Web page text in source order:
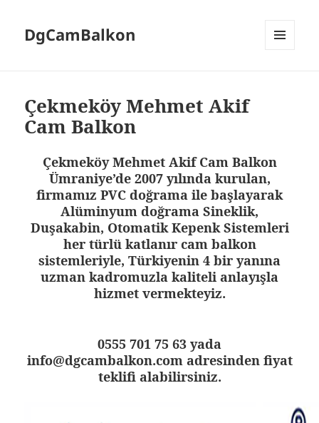
DgCamBalkon
Çekmeköy Mehmet Akif
Cam Balkon
Çekmeköy Mehmet Akif Cam Balkon
Ümraniye’de 2007 yılında kurulan,
firmamız PVC doğrama ile başlayarak
Alüminyum doğrama Sineklik,
Duşakabin, Otomatik Kepenk Sistemleri
her türlü katlanır cam balkon
sistemleriyle, Türkiyenin 4 bir yanına
uzman kadromuzla kaliteli anlayışla
hizmet vermekteyiz.
0555 701 75 63 yada
info@dgcambalkon.com adresinden fiyat
teklifi alabilirsiniz.